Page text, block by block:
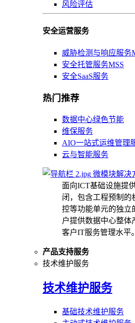
风险评估
安全运营服务
威胁检测与响应服务
安全托管服务MSS
安全SaaS服务
热门推荐
数据中心绿色节能
维保服务
AIO一站式运维管理
云与智能服务
微模块解决
面向ICT基础设施提
闭，包含工程预制的
控等功能单元的独立
户提供数据中心整
客户IT服务管理水平。
产品支持服务
技术维护服务
技术维护服务
基础技术维护服务